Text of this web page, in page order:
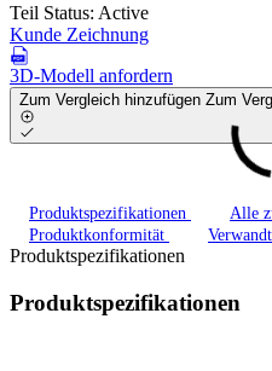
Teil Status: Active
Kunde Zeichnung
3D-Modell anfordern
Zum Vergleich hinzufügen Zum
Produktspezifikationen
Alle
Produktkonformität
Produktspezifikationen
Produktspezifikationen